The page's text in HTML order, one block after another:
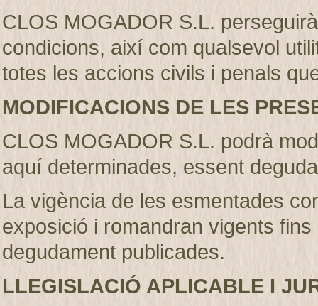
CLOS MOGADOR S.L.
condicions, així com qualsevol
totes les accions civils i penals
MODIFICACIONS DE LES
CLOS MOGADOR S.L. podrà
aquí determinades, essent
La vigència de les esmentades
exposició i romandran vigents
degudament publicades.
LLEGISLACIÓ APLICABLE I